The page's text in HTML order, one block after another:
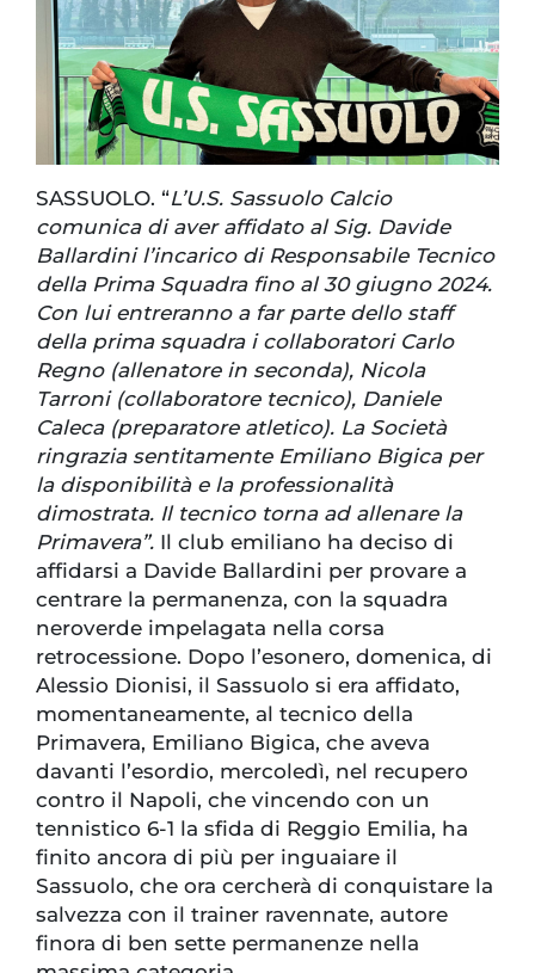
SASSUOLO. “L’U.S. Sassuolo Calcio
comunica di aver affidato al Sig. Davide
Ballardini l’incarico di Responsabile Tecnico
della Prima Squadra fino al 30 giugno 2024.
Con lui entreranno a far parte dello staff
della prima squadra i collaboratori Carlo
Regno (allenatore in seconda), Nicola
Tarroni (collaboratore tecnico), Daniele
Caleca (preparatore atletico). La Società
ringrazia sentitamente Emiliano Bigica per
la disponibilità e la professionalità
dimostrata. Il tecnico torna ad allenare la
Primavera”. Il club emiliano ha deciso di
affidarsi a Davide Ballardini per provare a
centrare la permanenza, con la squadra
neroverde impelagata nella corsa
retrocessione. Dopo l’esonero, domenica, di
Alessio Dionisi, il Sassuolo si era affidato,
momentaneamente, al tecnico della
Primavera, Emiliano Bigica, che aveva
davanti l’esordio, mercoledì, nel recupero
contro il Napoli, che vincendo con un
tennistico 6-1 la sfida di Reggio Emilia, ha
finito ancora di più per inguaiare il
Sassuolo, che ora cercherà di conquistare la
salvezza con il trainer ravennate, autore
finora di ben sette permanenze nella